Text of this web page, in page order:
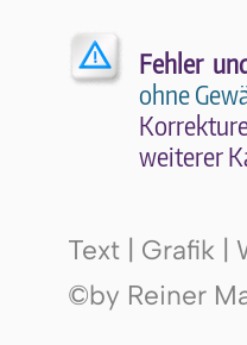
Fehler
ohne
wei­te­rer
Text | Grafik |
©by Reiner